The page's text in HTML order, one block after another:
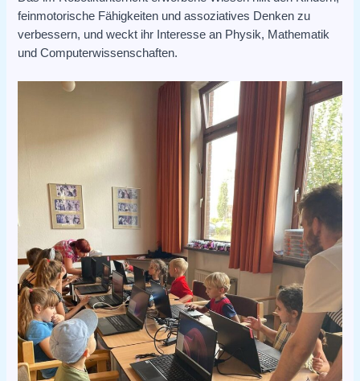
feinmotorische Fähigkeiten und assoziatives Denken zu
verbessern, und weckt ihr Interesse an Physik, Mathematik
und Computerwissenschaften.